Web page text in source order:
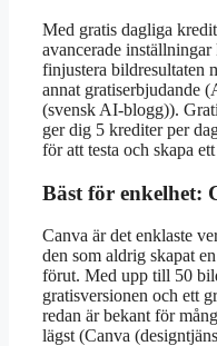
Med gratis dagliga
avancerade inställningar
finjustera bildresultaten
annat gratiserbjudande
(svensk AI-blogg)).
ger dig 5 krediter per
för att testa och skapa
Bäst för enkelhet:
Canva är det enklaste
den som aldrig skapat
förut. Med upp till 50
gratisversionen och ett
redan är bekant för
lägst (Canva